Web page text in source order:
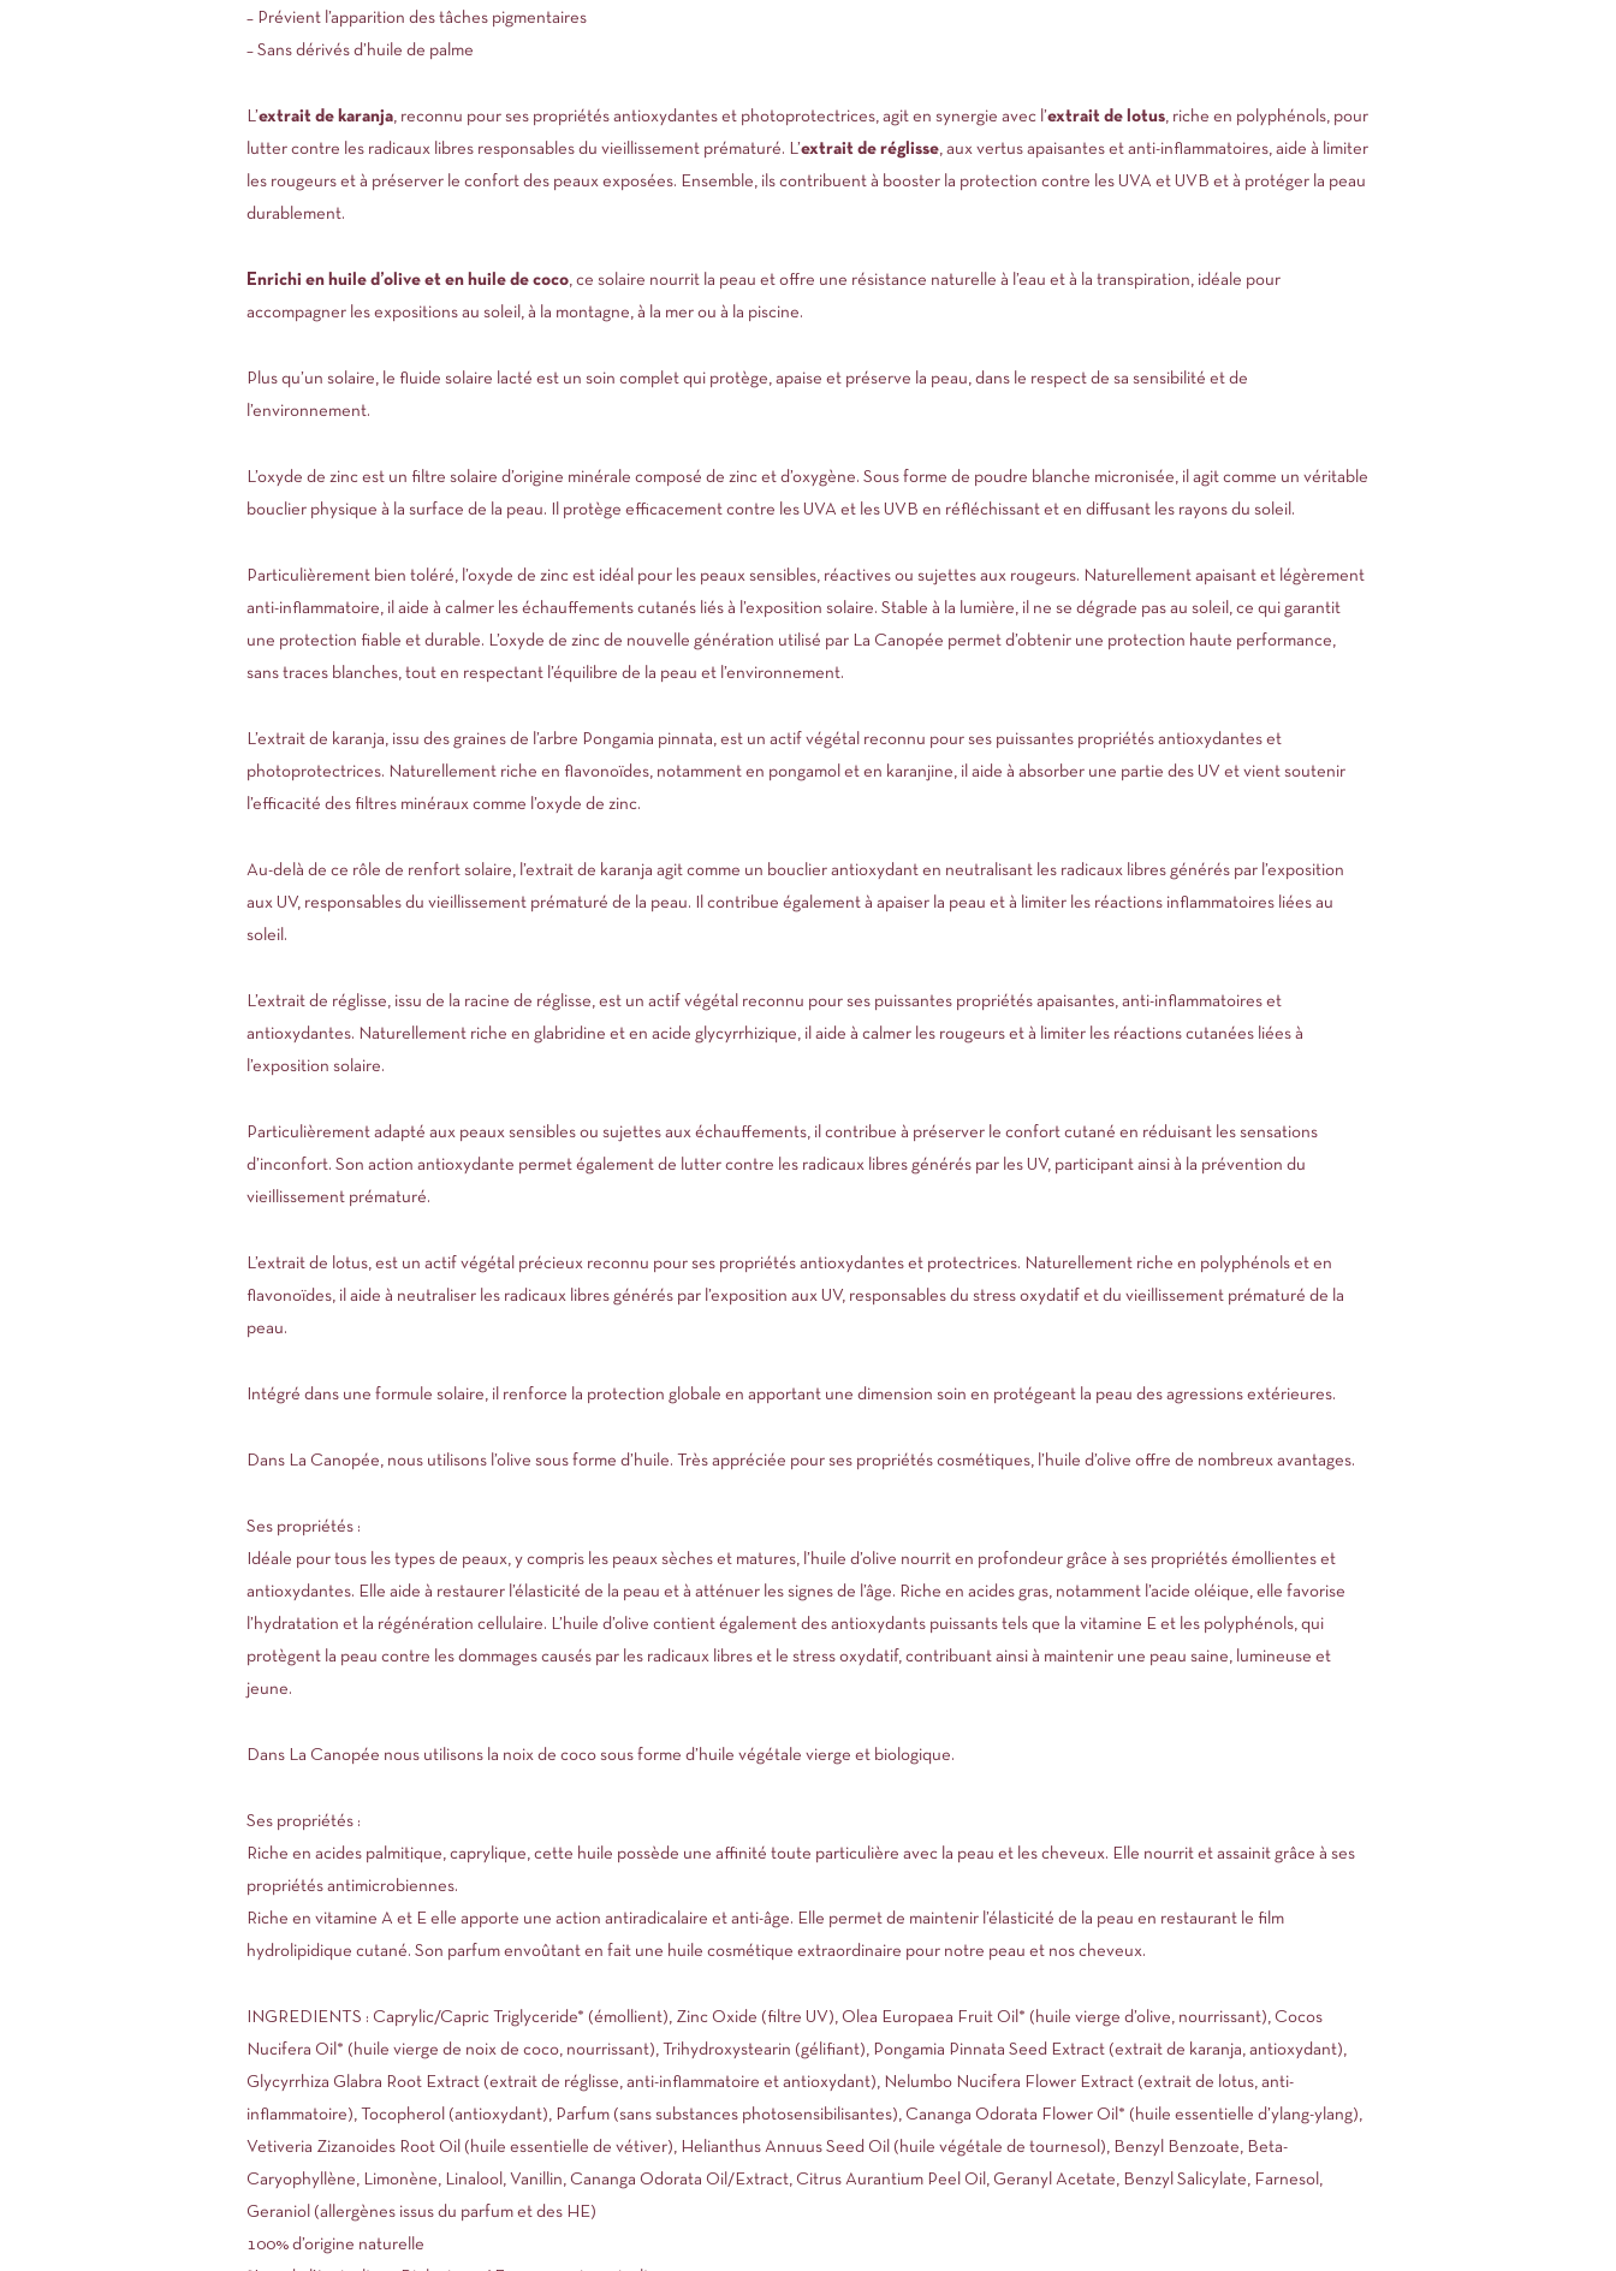
– Prévient l’apparition des tâches pigmentaires
– Sans dérivés d’huile de palme
L’extrait de karanja, reconnu pour ses propriétés antioxydantes et photoprotectrices, agit en synergie avec l’extrait de lotus, riche en polyphénols, pour
lutter contre les radicaux libres responsables du vieillissement prématuré. L’extrait de réglisse, aux vertus apaisantes et anti-inflammatoires, aide à limiter
les rougeurs et à préserver le confort des peaux exposées. Ensemble, ils contribuent à booster la protection contre les UVA et UVB et à protéger la peau
durablement.
Enrichi en huile d’olive et en huile de coco, ce solaire nourrit la peau et offre une résistance naturelle à l’eau et à la transpiration, idéale pour
accompagner les expositions au soleil, à la montagne, à la mer ou à la piscine.
Plus qu’un solaire, le fluide solaire lacté est un soin complet qui protège, apaise et préserve la peau, dans le respect de sa sensibilité et de
l’environnement.
L’oxyde de zinc est un filtre solaire d’origine minérale composé de zinc et d’oxygène. Sous forme de poudre blanche micronisée, il agit comme un véritable
bouclier physique à la surface de la peau. Il protège efficacement contre les UVA et les UVB en réfléchissant et en diffusant les rayons du soleil.
Particulièrement bien toléré, l’oxyde de zinc est idéal pour les peaux sensibles, réactives ou sujettes aux rougeurs. Naturellement apaisant et légèrement
anti-inflammatoire, il aide à calmer les échauffements cutanés liés à l’exposition solaire. Stable à la lumière, il ne se dégrade pas au soleil, ce qui garantit
une protection fiable et durable. L’oxyde de zinc de nouvelle génération utilisé par La Canopée permet d’obtenir une protection haute performance,
sans traces blanches, tout en respectant l’équilibre de la peau et l’environnement.
L’extrait de karanja, issu des graines de l’arbre Pongamia pinnata, est un actif végétal reconnu pour ses puissantes propriétés antioxydantes et
photoprotectrices. Naturellement riche en flavonoïdes, notamment en pongamol et en karanjine, il aide à absorber une partie des UV et vient soutenir
l’efficacité des filtres minéraux comme l’oxyde de zinc.
Au-delà de ce rôle de renfort solaire, l’extrait de karanja agit comme un bouclier antioxydant en neutralisant les radicaux libres générés par l’exposition
aux UV, responsables du vieillissement prématuré de la peau. Il contribue également à apaiser la peau et à limiter les réactions inflammatoires liées au
soleil.
L’extrait de réglisse, issu de la racine de réglisse, est un actif végétal reconnu pour ses puissantes propriétés apaisantes, anti-inflammatoires et
antioxydantes. Naturellement riche en glabridine et en acide glycyrrhizique, il aide à calmer les rougeurs et à limiter les réactions cutanées liées à
l’exposition solaire.
Particulièrement adapté aux peaux sensibles ou sujettes aux échauffements, il contribue à préserver le confort cutané en réduisant les sensations
d’inconfort. Son action antioxydante permet également de lutter contre les radicaux libres générés par les UV, participant ainsi à la prévention du
vieillissement prématuré.
L’extrait de lotus, est un actif végétal précieux reconnu pour ses propriétés antioxydantes et protectrices. Naturellement riche en polyphénols et en
flavonoïdes, il aide à neutraliser les radicaux libres générés par l’exposition aux UV, responsables du stress oxydatif et du vieillissement prématuré de la
peau.
Intégré dans une formule solaire, il renforce la protection globale en apportant une dimension soin en protégeant la peau des agressions extérieures.
Dans La Canopée, nous utilisons l’olive sous forme d’huile. Très appréciée pour ses propriétés cosmétiques, l’huile d’olive offre de nombreux avantages.
Ses propriétés :
Idéale pour tous les types de peaux, y compris les peaux sèches et matures, l’huile d’olive nourrit en profondeur grâce à ses propriétés émollientes et
antioxydantes. Elle aide à restaurer l’élasticité de la peau et à atténuer les signes de l’âge. Riche en acides gras, notamment l’acide oléique, elle favorise
l’hydratation et la régénération cellulaire. L’huile d’olive contient également des antioxydants puissants tels que la vitamine E et les polyphénols, qui
protègent la peau contre les dommages causés par les radicaux libres et le stress oxydatif, contribuant ainsi à maintenir une peau saine, lumineuse et
jeune.
Dans La Canopée nous utilisons la noix de coco sous forme d’huile végétale vierge et biologique.
Ses propriétés :
Riche en acides palmitique, caprylique, cette huile possède une affinité toute particulière avec la peau et les cheveux. Elle nourrit et assainit grâce à ses
propriétés antimicrobiennes.
Riche en vitamine A et E elle apporte une action antiradicalaire et anti-âge. Elle permet de maintenir l’élasticité de la peau en restaurant le film
hydrolipidique cutané. Son parfum envoûtant en fait une huile cosmétique extraordinaire pour notre peau et nos cheveux.
INGREDIENTS : Caprylic/Capric Triglyceride* (émollient), Zinc Oxide (filtre UV), Olea Europaea Fruit Oil* (huile vierge d’olive, nourrissant), Cocos
Nucifera Oil* (huile vierge de noix de coco, nourrissant), Trihydroxystearin (gélifiant), Pongamia Pinnata Seed Extract (extrait de karanja, antioxydant),
Glycyrrhiza Glabra Root Extract (extrait de réglisse, anti-inflammatoire et antioxydant), Nelumbo Nucifera Flower Extract (extrait de lotus, anti-
inflammatoire), Tocopherol (antioxydant), Parfum (sans substances photosensibilisantes), Cananga Odorata Flower Oil* (huile essentielle d’ylang-ylang),
Vetiveria Zizanoides Root Oil (huile essentielle de vétiver), Helianthus Annuus Seed Oil (huile végétale de tournesol), Benzyl Benzoate, Beta-
Caryophyllène, Limonène, Linalool, Vanillin, Cananga Odorata Oil/Extract, Citrus Aurantium Peel Oil, Geranyl Acetate, Benzyl Salicylate, Farnesol,
Geraniol (allergènes issus du parfum et des HE)
100% d’origine naturelle